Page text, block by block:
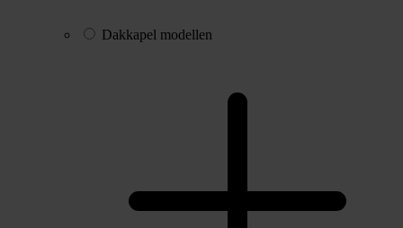
Dakkapel modellen